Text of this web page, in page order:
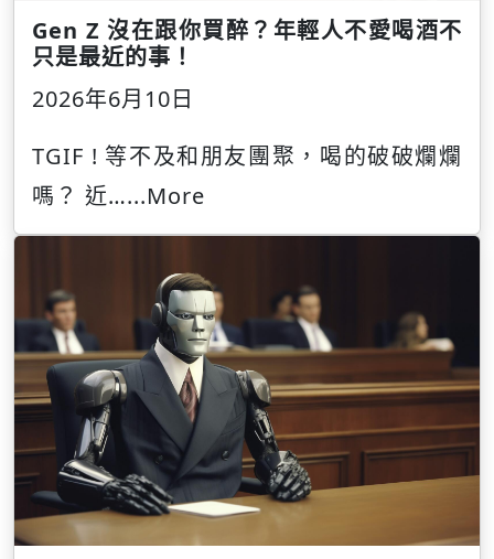
Gen Z 沒在跟你買醉？年輕人不愛喝酒不
只是最近的事！
2026年6月10日
TGIF ! 等不及和朋友團聚，喝的破破爛爛
嗎？ 近…...More